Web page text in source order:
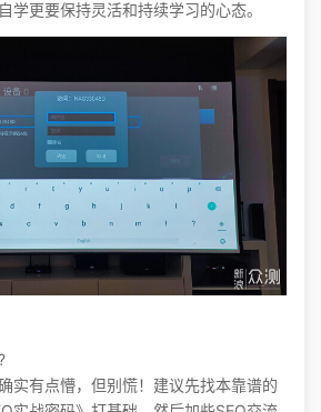
学更要保持灵活和持续学习的心态。
实有点懵，但别慌！建议先找本靠谱的